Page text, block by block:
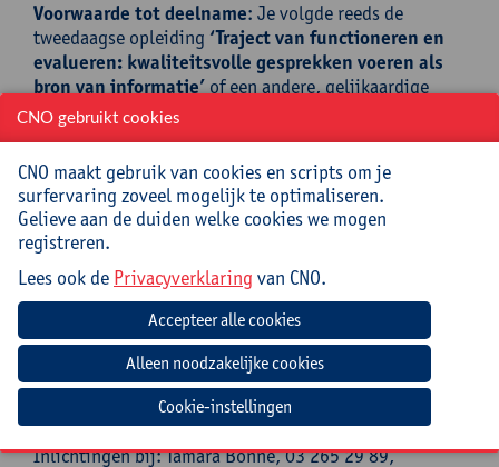
Voorwaarde tot deelname: Je volgde reeds de
tweedaagse opleiding ‘Traject van functioneren en
evalueren: kwaliteitsvolle gesprekken voeren als
bron van informatie’ of een andere, gelijkaardige
praktijkgerichte opleiding.
Begeleiding
Marit Goossens, communicatiedeskundige en
organisatiecoach (Gosky).
Praktisch
26/DR/333A
Cursusmateriaal en lunch inbegrepen
Jouw bijdrage: 138 EUR.
Inlichtingen bij: Tamara Bonne, 03 265 29 89,
CNO gebruikt cookies
CNO maakt gebruik van cookies en scripts om je
surfervaring zoveel mogelijk te optimaliseren.
Gelieve aan de duiden welke cookies we mogen
registreren.
Lees ook de Privacyverklaring van CNO.
Cookie-instellingen